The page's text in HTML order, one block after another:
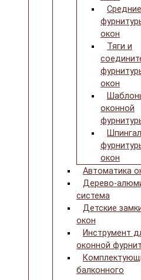
окон
Тяги и
окон
оконной
окон
Автоматика
Дерево-
система
Детские
окон
Инструмент
оконной
балконного